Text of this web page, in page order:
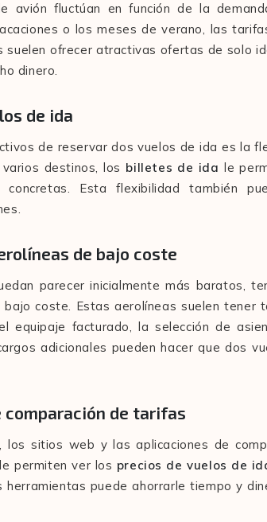
avión fluctúan en función de la
o los meses de verano, las
ofrecer atractivas ofertas de solo
dinero.
de ida
de reservar dos vuelos de ida es la
destinos, los billetes de ida le
Esta flexibilidad también
de bajo coste
parecer inicialmente más baratos,
coste. Estas aerolíneas suelen tener
equipaje facturado, la selección de
adicionales pueden hacer que dos
de tarifas
los sitios web y las aplicaciones de
permiten ver los precios de vuelos de
puede ahorrarle tiempo y